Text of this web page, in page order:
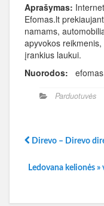
Aprašymas:
Efomas.lt
namams,
apyvokos
įrankius laukui.
Nuorodos:
Parduotuvės
Direvo – Direvo
Ledovana kelionės